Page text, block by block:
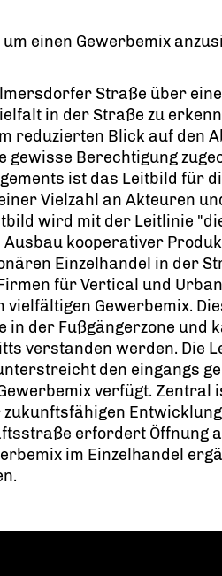
einen Gewerbemix
Straße über
in der Straße zu
reduzierten Blick auf den
gewisse Berechtigung
ist das Leitbild für
Vielzahl an Akteuren
wird mit der Leitlinie
Ausbau kooperativer
Einzelhandel in der
für Vertical und
Gewerbemix.
in der Fußgängerzone und
verstanden werden. Die
den eingangs
verfügt. Zentral
erfordert Öffnung
im Einzelhandel